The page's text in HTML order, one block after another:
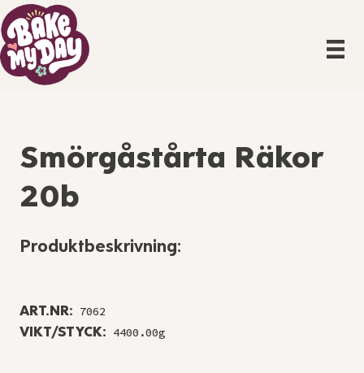
Smörgåstårta Räkor
20b
Produktbeskrivning:
ART.NR: 7062
VIKT/STYCK: 4400.00g